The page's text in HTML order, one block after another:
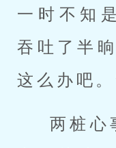
一时不知
吞吐了半
这么办吧。
两桩心